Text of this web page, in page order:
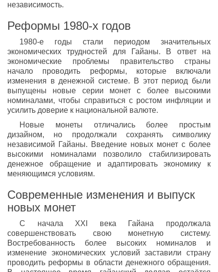
независимость.
Реформы 1980-х годов
1980-е годы стали периодом значительных
экономических трудностей для Гайаны. В ответ на
экономические проблемы правительство страны
начало проводить реформы, которые включали
изменения в денежной системе. В этот период были
выпущены новые серии монет с более высокими
номиналами, чтобы справиться с ростом инфляции и
усилить доверие к национальной валюте.
Новые монеты отличались более простым
дизайном, но продолжали сохранять символику
независимой Гайаны. Введение новых монет с более
высокими номиналами позволило стабилизировать
денежное обращение и адаптировать экономику к
меняющимся условиям.
Современные изменения и выпуск
новых монет
С начала XXI века Гайана продолжала
совершенствовать свою монетную систему.
Востребованность более высоких номиналов и
изменение экономических условий заставили страну
проводить реформы в области денежного обращения.